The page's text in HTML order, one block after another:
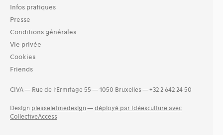
Infos pratiques
Presse
Conditions générales
Vie privée
Cookies
Friends
CIVA — Rue de l’Ermitage 55 — 1050 Bruxelles — +32 2 642 24 50
Design pleaseletmedesign — déployé par Idéesculture avec
CollectiveAccess